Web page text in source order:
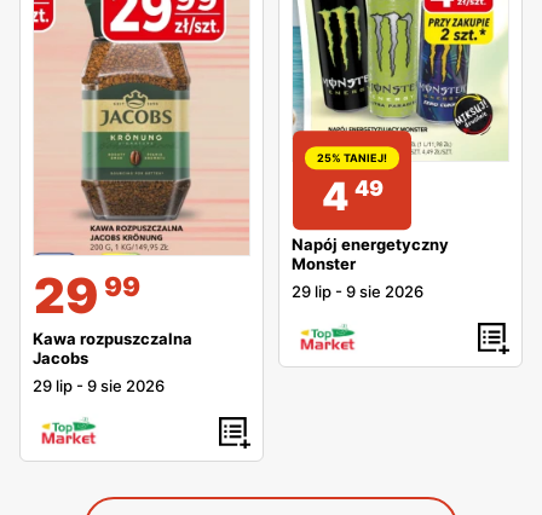
29 99
Kawa rozpuszczalna
Jacobs
29 lip -9 sie 2026
25% TANIEJ!
4 49
Napój energetyczny
Monster
29 lip -9 sie 2026